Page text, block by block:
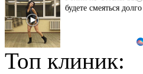
будете смеяться долго
Ржу не переставая, это
видео пересмотришь
Топ клиник: